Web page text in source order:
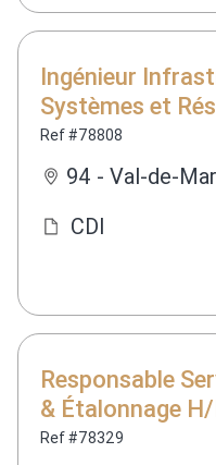
Ingénieur
Systèmes et
Ref #78808
94 - Val-de-
CDI
Responsable
& Étalonnage
Ref #78329